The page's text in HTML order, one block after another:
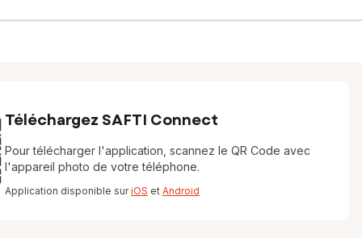
Téléchargez SAFTI Connect
Pour télécharger l'application, scannez le QR Code avec
l'appareil photo de votre téléphone.
Application disponible suriOS et Android